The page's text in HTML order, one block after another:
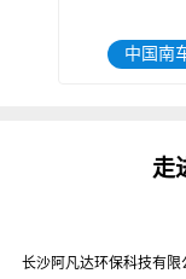
中国南
走
长沙阿凡达环保科技有